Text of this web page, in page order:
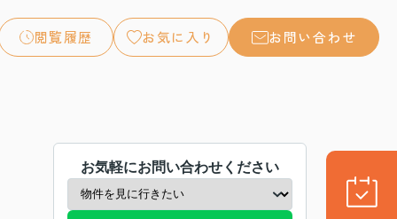
閲覧履歴 お気に入り お問い合わせ
お気軽にお問い合わせください